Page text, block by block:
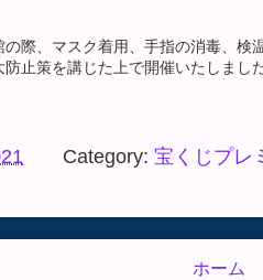
の際、マスク着用、手指の消毒、検
防止策を講じた上で開催いたしまし
Category: 宝くじプレ
ホーム